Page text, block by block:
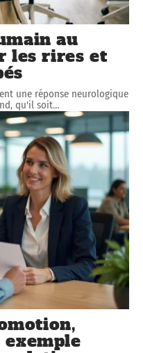
au
les rires et
une réponse neurologique
qu'il soit…